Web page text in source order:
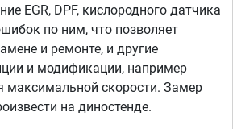
EGR, DPF, кислородного датчика
по ним, что позволяет
и ремонте, и другие
и модификации, например
максимальной скорости. Замер
на диностенде.